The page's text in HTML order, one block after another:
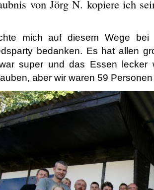
von Jörg N. kopiere ich
mich auf diesem Wege
bedanken. Es hat allen
super und das Essen lecker
aber wir waren 59